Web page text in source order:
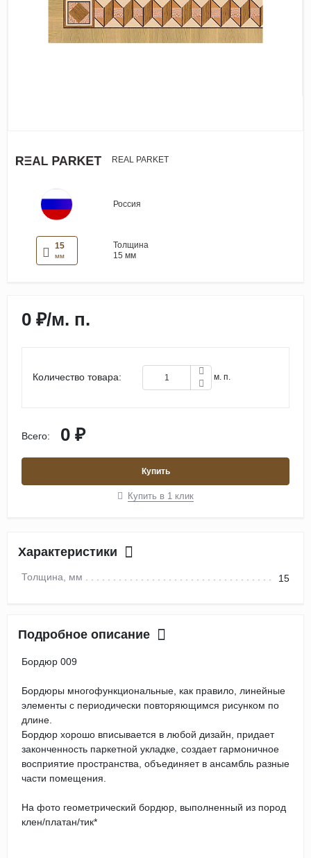
Виниловые покрытия
Стеновые панели
REAL PARKET
Россия
15
мм
Толщина
15 мм
0 ₽/м. п.
Количество товара: м. п.
Всего: 0 ₽
Купить
Купить в 1 клик
Характеристики
Толщина, мм 15
Подробное описание
Бордюр 009
Бордюры многофункциональные, как правило, линейные
элементы с периодически повторяющимся рисунком по
длине.
Бордюр хорошо вписывается в любой дизайн, придает
законченность паркетной укладке, создает гармоничное
восприятие пространства, объединяет в ансамбль разные
части помещения.
На фото геометрический бордюр, выполненный из пород
клен/платан/тик*